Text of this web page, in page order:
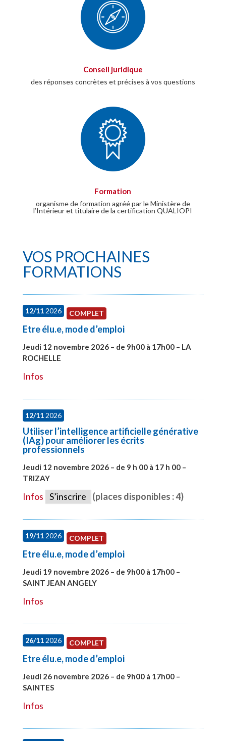
Conseil juridique
des réponses concrètes et précises à vos questions
Formation
organisme de formation agréé par le Ministère de
l’Intérieur et titulaire de la certification QUALIOPI
VOS PROCHAINES
FORMATIONS
12/112026 COMPLET
Etre élu.e, mode d’emploi
Jeudi 12 novembre 2026 – de 9h00 à 17h00 – LA
ROCHELLE
Infos
12/112026
Utiliser l’intelligence artificielle générative
(IAg) pour améliorer les écrits
professionnels
Jeudi 12 novembre 2026 – de 9 h 00 à 17 h 00 –
TRIZAY
Infos S’inscrire (places disponibles : 4)
19/112026 COMPLET
Etre élu.e, mode d’emploi
Jeudi 19 novembre 2026 – de 9h00 à 17h00 –
SAINT JEAN ANGELY
Infos
26/112026 COMPLET
Etre élu.e, mode d’emploi
Jeudi 26 novembre 2026 – de 9h00 à 17h00 –
SAINTES
Infos